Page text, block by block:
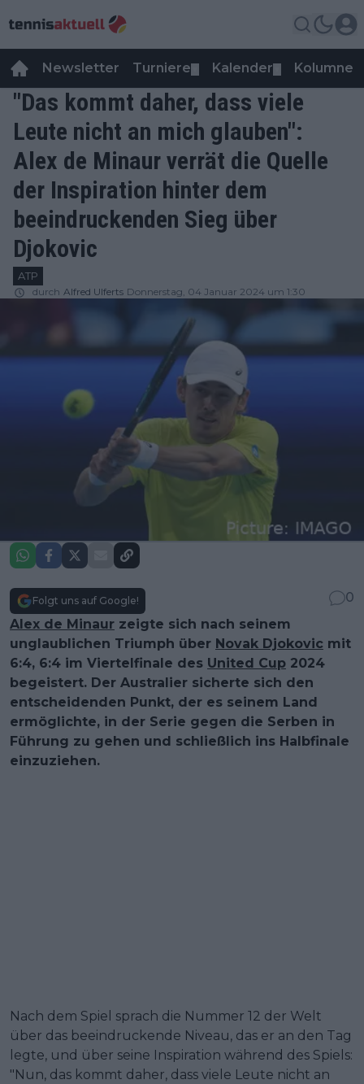
Newsletter Turniere Kalender Kolumnen
"Das kommt daher, dass viele
Leute nicht an mich glauben":
Alex de Minaur verrät die Quelle
der Inspiration hinter dem
beeindruckenden Sieg über
Djokovic
ATP
durch Alfred Ulferts Donnerstag, 04 Januar 2024 um 1:30
Folgt uns auf Google!
0
Alex de Minaur zeigte sich nach seinem
unglaublichen Triumph über Novak Djokovic mit
6:4, 6:4 im Viertelfinale des United Cup 2024
begeistert. Der Australier sicherte sich den
entscheidenden Punkt, der es seinem Land
ermöglichte, in der Serie gegen die Serben in
Führung zu gehen und schließlich ins Halbfinale
einzuziehen.
Nach dem Spiel sprach die Nummer 12 der Welt
über das beeindruckende Niveau, das er an den Tag
legte, und über seine Inspiration während des Spiels:
"Nun, das kommt daher, dass viele Leute nicht an